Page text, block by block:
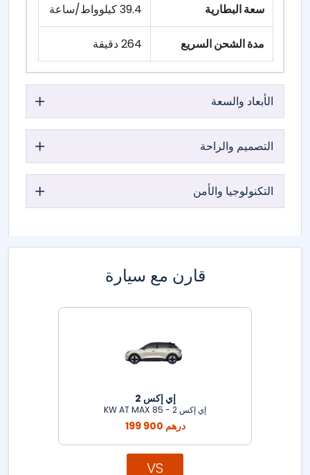
سعة البطارية 39.4 كيلوواط/ساعة
مدة الشحن السريع 264 دقيقة
الأبعاد والسعة
التصميم والراحة
التكنولوجيا والأمن
قارن مع سيارة
إي إكس 2
إي إكس 2 - 85 KW AT MAX
199 900 درهم
VS